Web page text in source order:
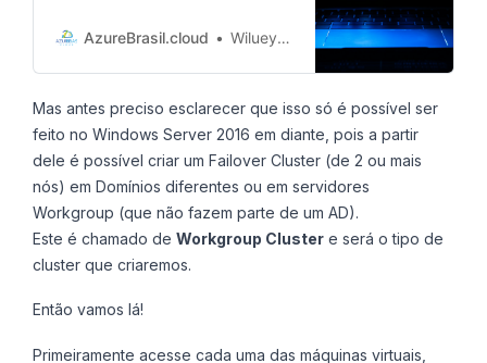
elas. Agora vamos criar as
aprender a criar nossas
Máquinas Virtuais no Azure, e
disponibilidade total, então cada
uma
AzureBrasil.cloud Wiluey Sousa
Mas antes preciso esclarecer que isso só é possível ser
feito no Windows Server 2016 em diante, pois a partir
dele é possível criar um Failover Cluster (de 2 ou mais
nós) em Domínios diferentes ou em servidores
Workgroup (que não fazem parte de um AD).
Este é chamado de Workgroup Cluster e será o tipo de
cluster que criaremos.
Então vamos lá!
Primeiramente acesse cada uma das máquinas virtuais,